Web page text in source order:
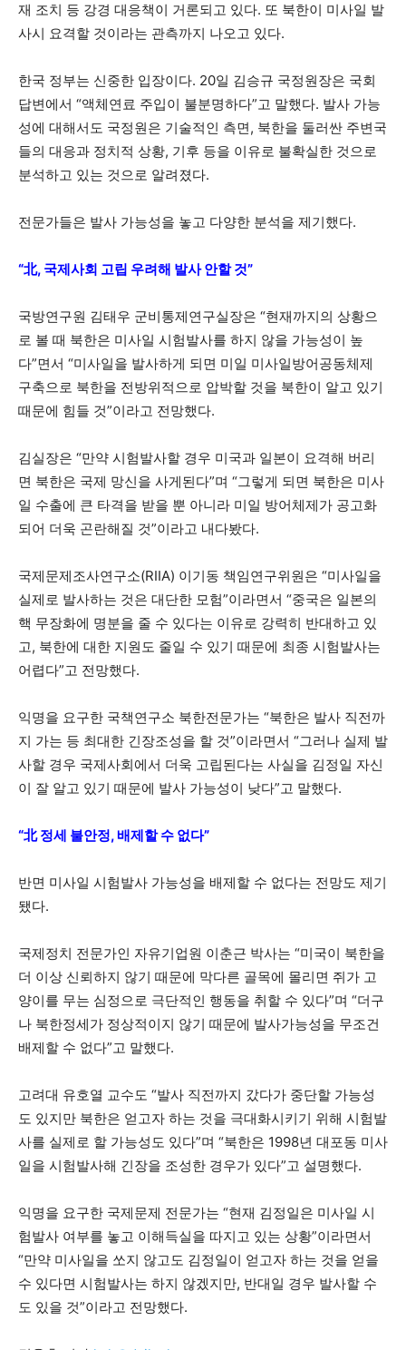
재 조치 등 강경 대응책이 거론되고 있다. 또 북한이 미사일 발
사시 요격할 것이라는 관측까지 나오고 있다.
한국 정부는 신중한 입장이다. 20일 김승규 국정원장은 국회
답변에서 “액체연료 주입이 불분명하다”고 말했다. 발사 가능
성에 대해서도 국정원은 기술적인 측면, 북한을 둘러싼 주변국
들의 대응과 정치적 상황, 기후 등을 이유로 불확실한 것으로
분석하고 있는 것으로 알려졌다.
전문가들은 발사 가능성을 놓고 다양한 분석을 제기했다.
“北, 국제사회 고립 우려해 발사 안할 것”
국방연구원 김태우 군비통제연구실장은 “현재까지의 상황으
로 볼 때 북한은 미사일 시험발사를 하지 않을 가능성이 높
다”면서 “미사일을 발사하게 되면 미일 미사일방어공동체제
구축으로 북한을 전방위적으로 압박할 것을 북한이 알고 있기
때문에 힘들 것”이라고 전망했다.
김실장은 “만약 시험발사할 경우 미국과 일본이 요격해 버리
면 북한은 국제 망신을 사게된다”며 “그렇게 되면 북한은 미사
일 수출에 큰 타격을 받을 뿐 아니라 미일 방어체제가 공고화
되어 더욱 곤란해질 것”이라고 내다봤다.
국제문제조사연구소(RIIA) 이기동 책임연구위원은 “미사일을
실제로 발사하는 것은 대단한 모험”이라면서 “중국은 일본의
핵 무장화에 명분을 줄 수 있다는 이유로 강력히 반대하고 있
고, 북한에 대한 지원도 줄일 수 있기 때문에 최종 시험발사는
어렵다”고 전망했다.
익명을 요구한 국책연구소 북한전문가는 “북한은 발사 직전까
지 가는 등 최대한 긴장조성을 할 것”이라면서 “그러나 실제 발
사할 경우 국제사회에서 더욱 고립된다는 사실을 김정일 자신
이 잘 알고 있기 때문에 발사 가능성이 낮다”고 말했다.
“北 정세 불안정, 배제할 수 없다”
반면 미사일 시험발사 가능성을 배제할 수 없다는 전망도 제기
됐다.
국제정치 전문가인 자유기업원 이춘근 박사는 “미국이 북한을
더 이상 신뢰하지 않기 때문에 막다른 골목에 몰리면 쥐가 고
양이를 무는 심정으로 극단적인 행동을 취할 수 있다”며 “더구
나 북한정세가 정상적이지 않기 때문에 발사가능성을 무조건
배제할 수 없다”고 말했다.
고려대 유호열 교수도 “발사 직전까지 갔다가 중단할 가능성
도 있지만 북한은 얻고자 하는 것을 극대화시키기 위해 시험발
사를 실제로 할 가능성도 있다”며 “북한은 1998년 대포동 미사
일을 시험발사해 긴장을 조성한 경우가 있다”고 설명했다.
익명을 요구한 국제문제 전문가는 “현재 김정일은 미사일 시
험발사 여부를 놓고 이해득실을 따지고 있는 상황”이라면서
“만약 미사일을 쏘지 않고도 김정일이 얻고자 하는 것을 얻을
수 있다면 시험발사는 하지 않겠지만, 반대일 경우 발사할 수
도 있을 것”이라고 전망했다.